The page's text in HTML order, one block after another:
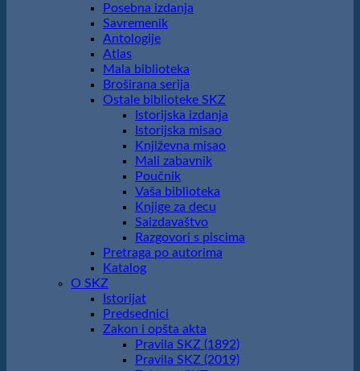
Posebna izdanja
Savremenik
Antologije
Atlas
Mala biblioteka
Broširana serija
Ostale biblioteke SKZ
Istorijska izdanja
Istorijska misao
Književna misao
Mali zabavnik
Poučnik
Vaša biblioteka
Knjige za decu
Saizdavaštvo
Razgovori s piscima
Pretraga po autorima
Katalog
O SKZ
Istorijat
Predsednici
Zakon i opšta akta
Pravila SKZ (1892)
Pravila SKZ (2019)